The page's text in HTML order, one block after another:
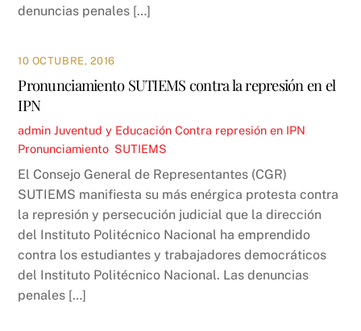
denuncias penales […]
10 OCTUBRE, 2016
Pronunciamiento SUTIEMS contra la represión en el
IPN
admin Juventud y Educación Contra represión en IPN
Pronunciamiento SUTIEMS
El Consejo General de Representantes (CGR)
SUTIEMS manifiesta su más enérgica protesta contra
la represión y persecución judicial que la dirección
del Instituto Politécnico Nacional ha emprendido
contra los estudiantes y trabajadores democráticos
del Instituto Politécnico Nacional. Las denuncias
penales […]